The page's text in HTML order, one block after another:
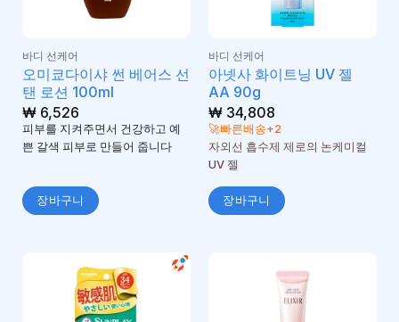
바디 선케어
오미쿄다이샤 썬 베어스 선
탠 로션 100ml
₩6,526
피부를 지켜주면서 건강하고 예
쁜 갈색 피부로 만들어 줍니다
장바구니
바디 선케어
아넷사 화이트닝 UV 젤
AA 90g
₩34,808
🚀빠른배송+2
자외선 흡수제 제로의 논케미컬
UV 젤
장바구니